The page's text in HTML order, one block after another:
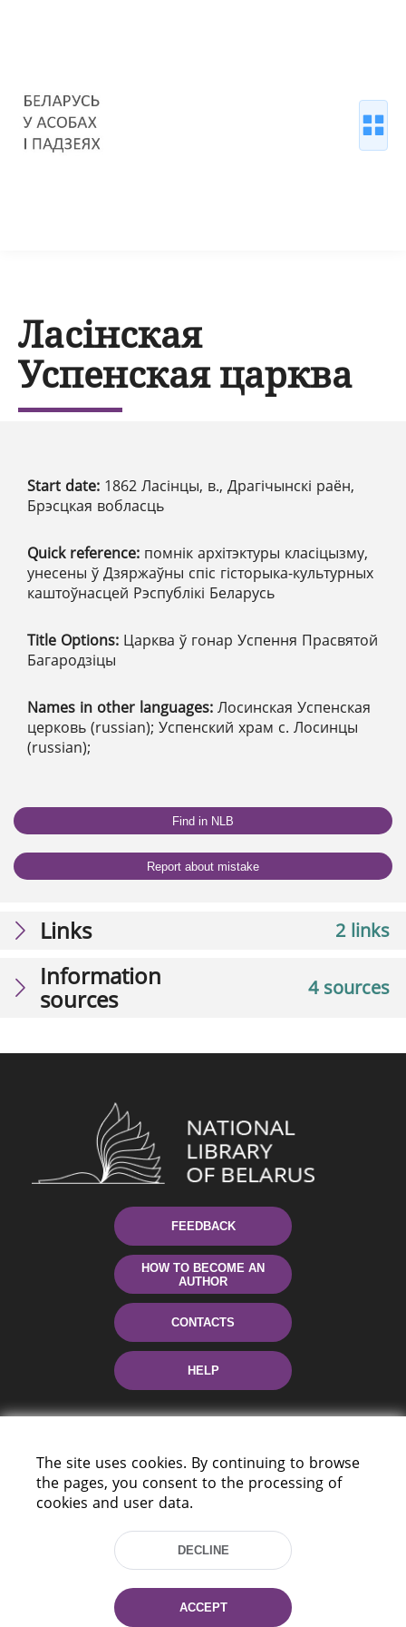
Ласінская
Успенская царква
Start date: 1862 Ласінцы, в., Драгічынскі раён,
Брэсцкая вобласць
Quick reference: помнік архітэктуры класіцызму,
унесены ў Дзяржаўны спіс гісторыка-культурных
каштоўнасцей Рэспублікі Беларусь
Title Options: Царква ў гонар Успення Прасвятой
Багародзіцы
Names in other languages: Лосинская Успенская
церковь (russian); Успенский храм с. Лосинцы
(russian);
Find in NLB
Report about mistake
2 links
Links
4 sources
Information
sources
FEEDBACK
HOW TO BECOME AN
AUTHOR
CONTACTS
HELP
220114, Niezaležnasci Ave. 116, Minsk,
Tel.: (+375 17) 368 37 37
Fax: (+375 17) 368 97 06
The site uses cookies. By continuing to browse
the pages, you consent to the processing of
cookies and user data.
DECLINE
ACCEPT